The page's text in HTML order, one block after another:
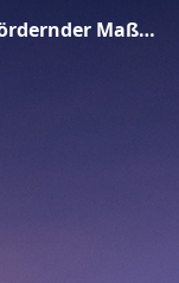
Integration biodiversiätsfördernder Maßnahmen_Antje Krause_BUKEA.pdf